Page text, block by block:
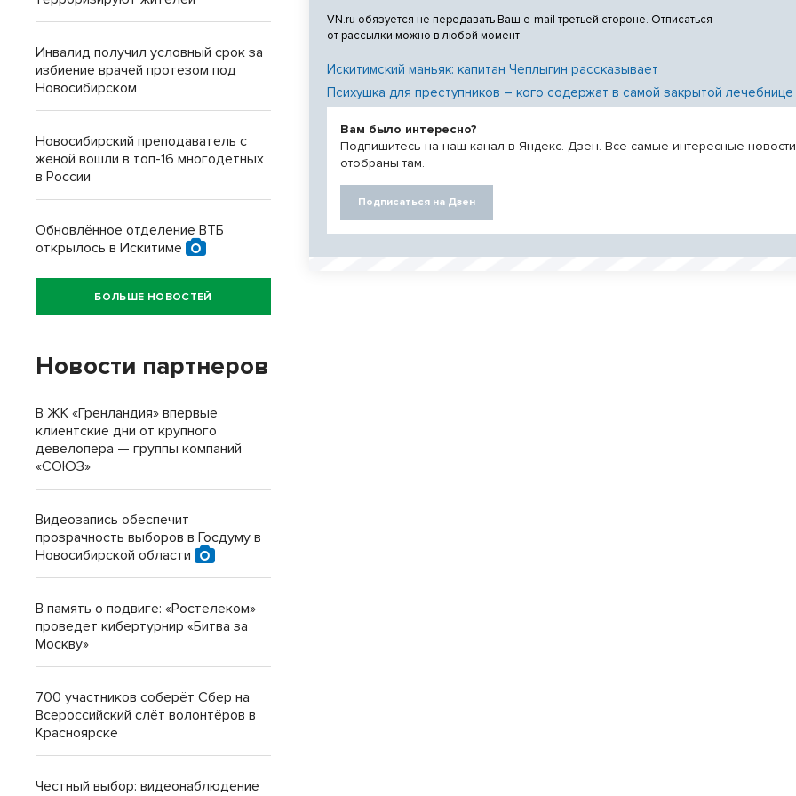
VN.ru обязуется не передавать Ваш e-mail третьей стороне. Отписаться
от рассылки можно в любой момент
Искитимский маньяк: капитан Чеплыгин рассказывает
Психушка для преступников – кого содержат в самой закрытой
Вам было интересно?
Подпишитесь на наш канал в Яндекс. Дзен. Все самые интересные новости
отобраны там.
Подписаться на Дзен
Инвалид получил условный срок за
избиение врачей протезом под
Новосибирском
Новосибирский преподаватель с
женой вошли в топ-16 многодетных
в России
Обновлённое отделение ВТБ
открылось в Искитиме
БОЛЬШЕ НОВОСТЕЙ
Новости партнеров
В ЖК «Гренландия» впервые
клиентские дни от крупного
девелопера — группы компаний
«СОЮЗ»
Видеозапись обеспечит
прозрачность выборов в Госдуму в
Новосибирской области
В память о подвиге: «Ростелеком»
проведет кибертурнир «Битва за
Москву»
700 участников соберёт Сбер на
Всероссийский слёт волонтёров в
Красноярске
Честный выбор: видеонаблюдение